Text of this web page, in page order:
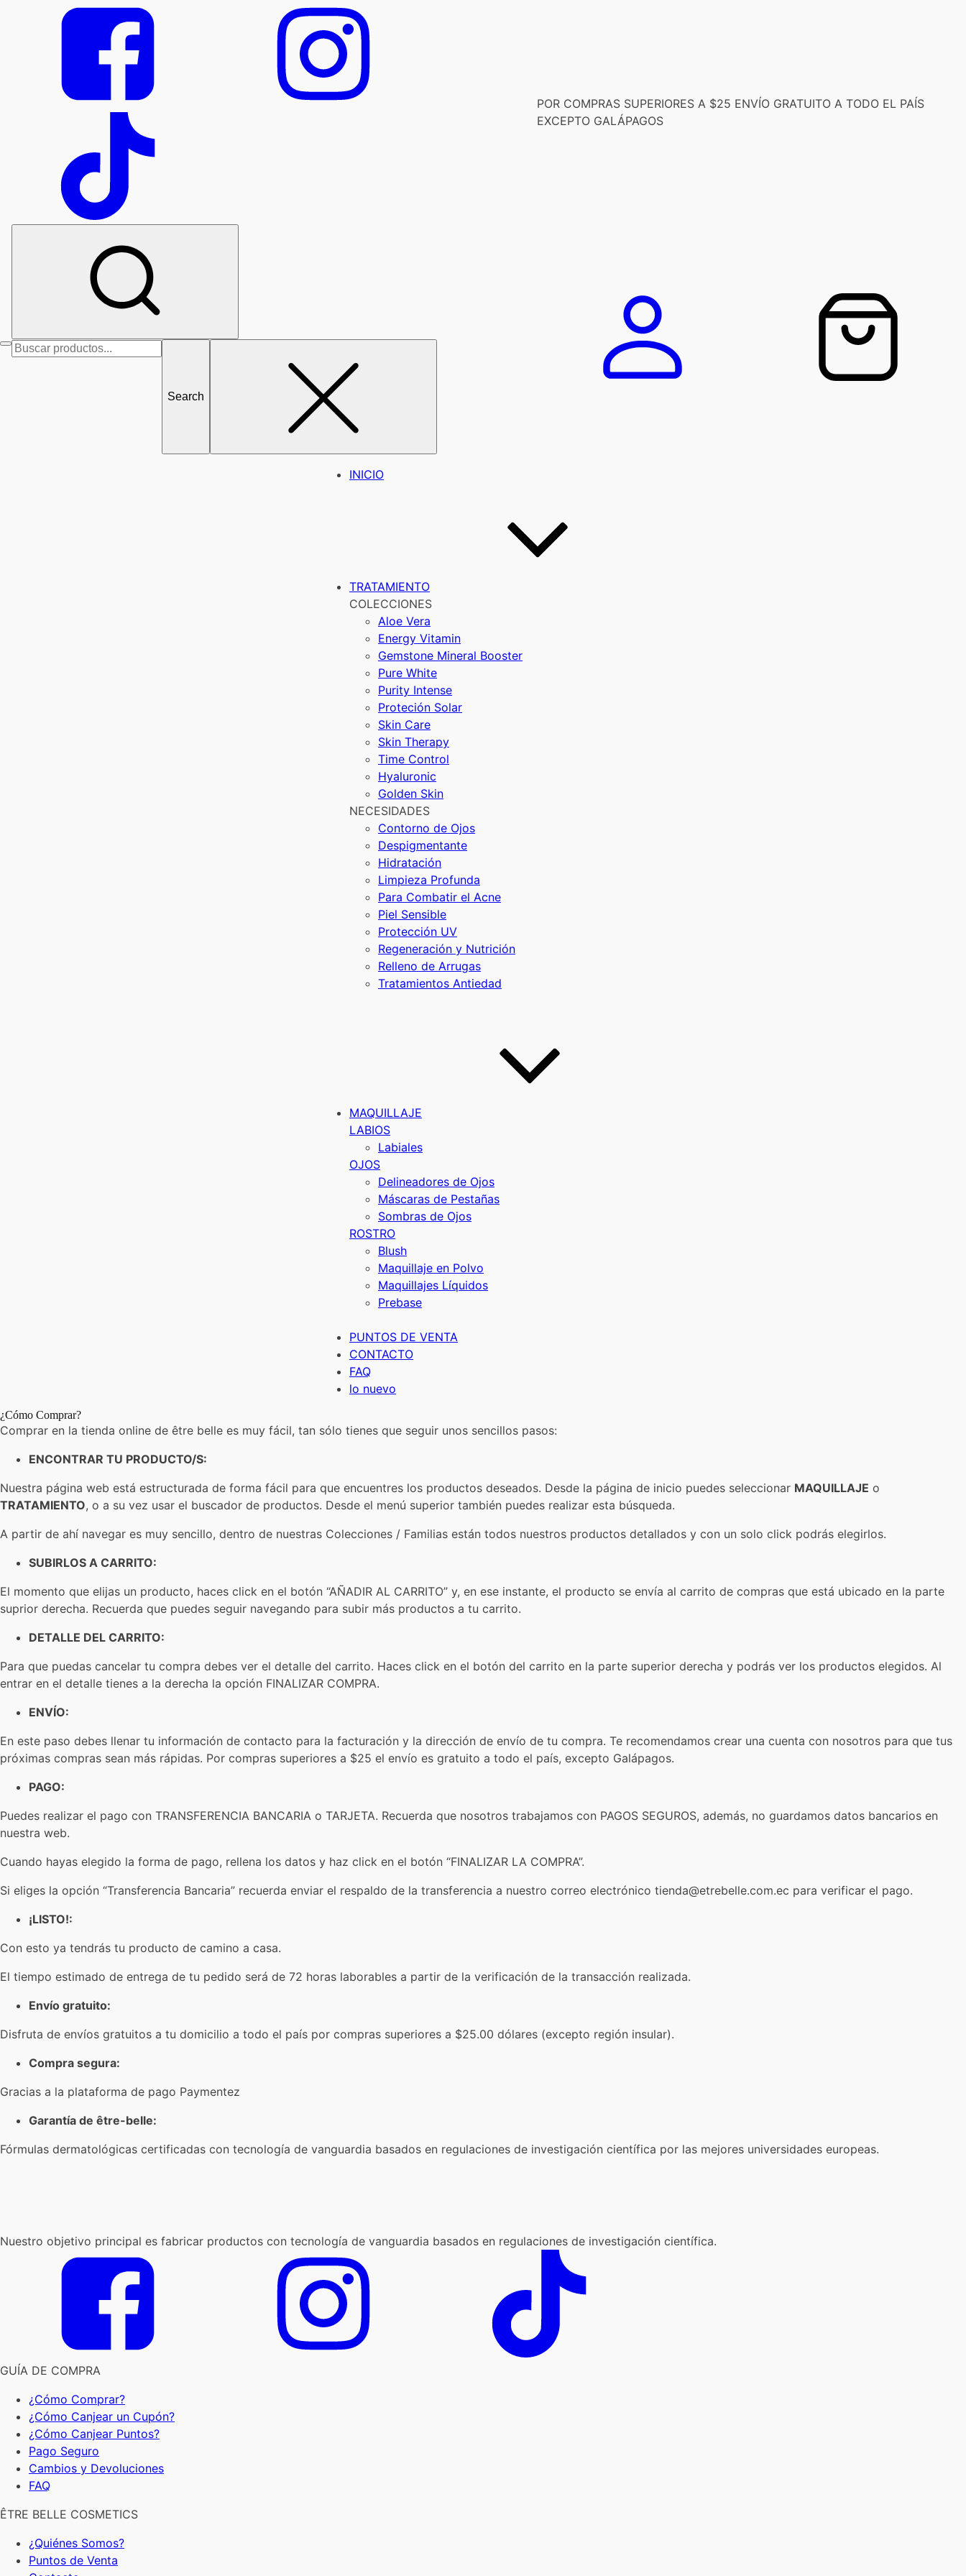
POR COMPRAS SUPERIORES A $25 ENVÍO GRATUITO A TODO EL PAÍS
EXCEPTO GALÁPAGOS
Search
INICIO
TRATAMIENTO
COLECCIONES
Aloe Vera
Energy Vitamin
Gemstone Mineral Booster
Pure White
Purity Intense
Proteción Solar
Skin Care
Skin Therapy
Time Control
Hyaluronic
Golden Skin
NECESIDADES
Contorno de Ojos
Despigmentante
Hidratación
Limpieza Profunda
Para Combatir el Acne
Piel Sensible
Protección UV
Regeneración y Nutrición
Relleno de Arrugas
Tratamientos Antiedad
MAQUILLAJE
LABIOS
Labiales
OJOS
Delineadores de Ojos
Máscaras de Pestañas
Sombras de Ojos
ROSTRO
Blush
Maquillaje en Polvo
Maquillajes Líquidos
Prebase
PUNTOS DE VENTA
CONTACTO
FAQ
lo nuevo
¿Cómo Comprar?
Comprar en la tienda online de être belle es muy fácil, tan sólo tienes que seguir unos sencillos pasos:
ENCONTRAR TU PRODUCTO/S:
Nuestra página web está estructurada de forma fácil para que encuentres los productos deseados. Desde la página de inicio puedes seleccionar MAQUILLAJE o
TRATAMIENTO, o a su vez usar el buscador de productos. Desde el menú superior también puedes realizar esta búsqueda.
A partir de ahí navegar es muy sencillo, dentro de nuestras Colecciones / Familias están todos nuestros productos detallados y con un solo click podrás elegirlos.
SUBIRLOS A CARRITO:
El momento que elijas un producto, haces click en el botón “AÑADIR AL CARRITO” y, en ese instante, el producto se envía al carrito de compras que está ubicado en la parte
suprior derecha. Recuerda que puedes seguir navegando para subir más productos a tu carrito.
DETALLE DEL CARRITO:
Para que puedas cancelar tu compra debes ver el detalle del carrito. Haces click en el botón del carrito en la parte superior derecha y podrás ver los productos elegidos. Al
entrar en el detalle tienes a la derecha la opción FINALIZAR COMPRA.
ENVÍO:
En este paso debes llenar tu información de contacto para la facturación y la dirección de envío de tu compra. Te recomendamos crear una cuenta con nosotros para que tus
próximas compras sean más rápidas. Por compras superiores a $25 el envío es gratuito a todo el país, excepto Galápagos.
PAGO:
Puedes realizar el pago con TRANSFERENCIA BANCARIA o TARJETA. Recuerda que nosotros trabajamos con PAGOS SEGUROS, además, no guardamos datos bancarios en
nuestra web.
Cuando hayas elegido la forma de pago, rellena los datos y haz click en el botón “FINALIZAR LA COMPRA”.
Si eliges la opción “Transferencia Bancaria” recuerda enviar el respaldo de la transferencia a nuestro correo electrónico tienda@etrebelle.com.ec para verificar el pago.
¡LISTO!:
Con esto ya tendrás tu producto de camino a casa.
El tiempo estimado de entrega de tu pedido será de 72 horas laborables a partir de la verificación de la transacción realizada.
Envío gratuito:
Disfruta de envíos gratuitos a tu domicilio a todo el país por compras superiores a $25.00 dólares (excepto región insular).
Compra segura:
Gracias a la plataforma de pago Paymentez
Garantía de être-belle:
Fórmulas dermatológicas certificadas con tecnología de vanguardia basados en regulaciones de investigación científica por las mejores universidades europeas.
Nuestro objetivo principal es fabricar productos con tecnología de vanguardia basados en regulaciones de investigación científica.
GUÍA DE COMPRA
¿Cómo Comprar?
¿Cómo Canjear un Cupón?
¿Cómo Canjear Puntos?
Pago Seguro
Cambios y Devoluciones
FAQ
ÊTRE BELLE COSMETICS
¿Quiénes Somos?
Puntos de Venta